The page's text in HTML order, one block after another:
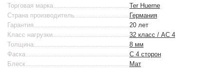
Ter Huerne
Торговая марка
Германия
Страна производитель
20 лет
Гарантия
32 класс / AC 4
Класс нагрузки
8 мм
Толщина
С 4 сторон
Фаска
Мат
Блеск